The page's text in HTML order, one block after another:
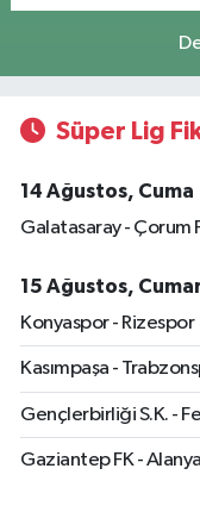
Süper Lig
14 Ağustos, Cuma
Galatasaray - Çorum
15 Ağustos,
Konyaspor - Rizespor
Kasımpaşa -
Gençlerbirliği S.K. -
Gaziantep FK -